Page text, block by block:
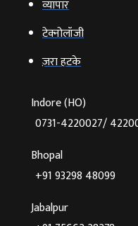
व्‍यापार
टेक्‍नोलॉजी
ज़रा हटके
Indore (HO)
0731-4220027/
Bhopal
+91 93298 48099
Jabalpur